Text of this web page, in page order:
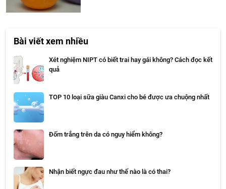
Bài viết xem nhiều
Xét nghiệm NIPT có biết trai hay gái không? Cách đọc kết
quả
TOP 10 loại sữa giàu Canxi cho bé được ưa chuộng nhất
Đốm trắng trên da có nguy hiểm không?
Nhận biết ngực đau như thế nào là có thai?